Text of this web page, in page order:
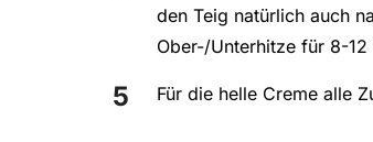
den Teig natürlich auch
Ober-/Unterhitze für 8-12
Für die helle Creme alle